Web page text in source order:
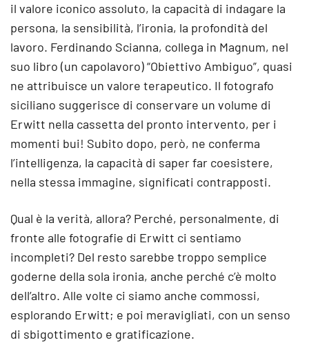
il valore iconico assoluto, la capacità di indagare la
persona, la sensibilità, l’ironia, la profondità del
lavoro. Ferdinando Scianna, collega in Magnum, nel
suo libro (un capolavoro) “Obiettivo Ambiguo”, quasi
ne attribuisce un valore terapeutico. Il fotografo
siciliano suggerisce di conservare un volume di
Erwitt nella cassetta del pronto intervento, per i
momenti bui! Subito dopo, però, ne conferma
l’intelligenza, la capacità di saper far coesistere,
nella stessa immagine, significati contrapposti.
Qual è la verità, allora? Perché, personalmente, di
fronte alle fotografie di Erwitt ci sentiamo
incompleti? Del resto sarebbe troppo semplice
goderne della sola ironia, anche perché c’è molto
dell’altro. Alle volte ci siamo anche commossi,
esplorando Erwitt; e poi meravigliati, con un senso
di sbigottimento e gratificazione.